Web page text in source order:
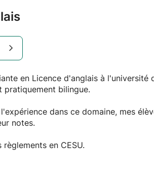
en Licence d'anglais à
pratiquement bilingue.
dans ce domaine, mes
notes.
en CESU.
pour toutes autres